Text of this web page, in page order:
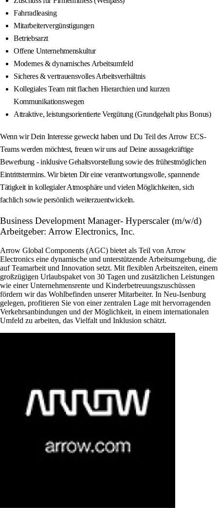
Fahrradleasing
Mitarbeitervergünstigungen
Betriebsarzt
Offene Unternehmenskultur
Modernes & dynamisches Arbeitsumfeld
Sicheres & vertrauensvolles Arbeitsverhältnis
Kollegiales Team mit flachen Hierarchien und kurzen
Kommunikationswegen
Attraktive, leistungsorientierte Vergütung (Grundgehalt plus Bonus)
Wenn wir Dein Interesse geweckt haben und Du Teil des Arrow ECS-
Teams werden möchtest, freuen wir uns auf Deine aussagekräftige
Bewerbung - inklusive Gehaltsvorstellung sowie des frühestmöglichen
Eintrittstermins. Wir bieten Dir eine verantwortungsvolle, spannende
Tätigkeit in kollegialer Atmosphäre und vielen Möglichkeiten, sich
fachlich sowie persönlich weiterzuentwickeln.
Business Development Manager- Hyperscaler (m/w/d)
Arbeitgeber: Arrow Electronics, Inc.
Arrow Global Components (AGC) bietet als Teil von Arrow
Electronics eine dynamische und unterstützende Arbeitsumgebung, die
auf Teamarbeit und Innovation setzt. Mit flexiblen Arbeitszeiten, einem
großzügigen Urlaubspaket von 30 Tagen und zusätzlichen Leistungen
wie einer Unternehmensrente und Kinderbetreuungszuschüssen
fördern wir das Wohlbefinden unserer Mitarbeiter. In Neu-Isenburg
gelegen, profitieren Sie von einer zentralen Lage mit hervorragenden
Verkehrsanbindungen und der Möglichkeit, in einem internationalen
Umfeld zu arbeiten, das Vielfalt und Inklusion schätzt.